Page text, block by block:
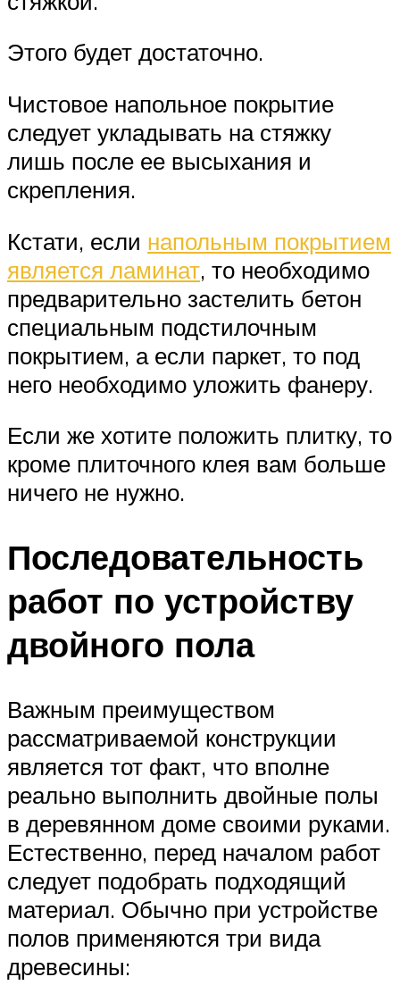
Этого будет достаточно.
Чистовое напольное покрытие
следует укладывать на стяжку
лишь после ее высыхания и
скрепления.
Кстати, если напольным покрытием
является ламинат, то необходимо
предварительно застелить бетон
специальным подстилочным
покрытием, а если паркет, то под
него необходимо уложить фанеру.
Если же хотите положить плитку, то
кроме плиточного клея вам больше
ничего не нужно.
Последовательность
работ по устройству
двойного пола
Важным преимуществом
рассматриваемой конструкции
является тот факт, что вполне
реально выполнить двойные полы
в деревянном доме своими руками.
Естественно, перед началом работ
следует подобрать подходящий
материал. Обычно при устройстве
полов применяются три вида
древесины: